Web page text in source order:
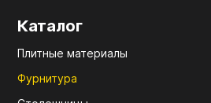
Каталог
Плитные материалы
Фурнитура